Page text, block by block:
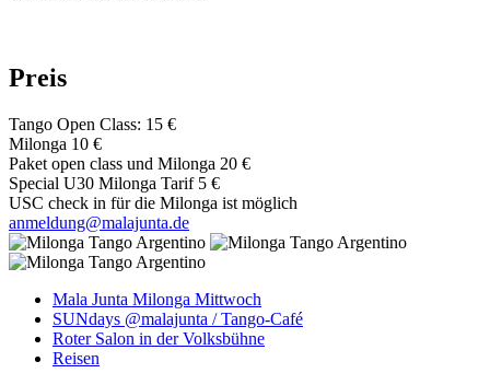
Preis
Tango Open Class: 15 €
Milonga 10 €
Paket open class und Milonga 20 €
Special U30 Milonga Tarif 5 €
USC check in für die Milonga ist möglich
anmeldung@malajunta.de
Main
navigation
Mala Junta Milonga Mittwoch
SUNdays @malajunta / Tango-Café
Roter Salon in der Volksbühne
Reisen